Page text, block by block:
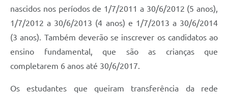
nascidos nos períodos de 1/7/2011 a 30/6/2012 (5 anos),
1/7/2012 a 30/6/2013 (4 anos) e 1/7/2013 a 30/6/2014
(3 anos). Também deverão se inscrever os candidatos ao
ensino fundamental, que são as crianças que
completarem 6 anos até 30/6/2017.
Os estudantes que queiram transferência da rede